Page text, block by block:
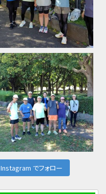
Instagram でフォロー